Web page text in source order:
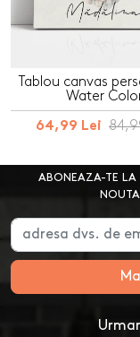
Tablou canvas
Water
64,99 Lei
ABONEAZA-TE LA